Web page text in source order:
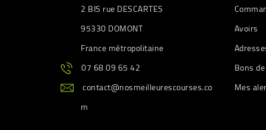
2 BIS rue DESCARTES
95330 DOMONT
France métropolitaine
07 68 09 65 42
contact@nosmeilleurescourses.co
m
Avoirs
Bons
Mes